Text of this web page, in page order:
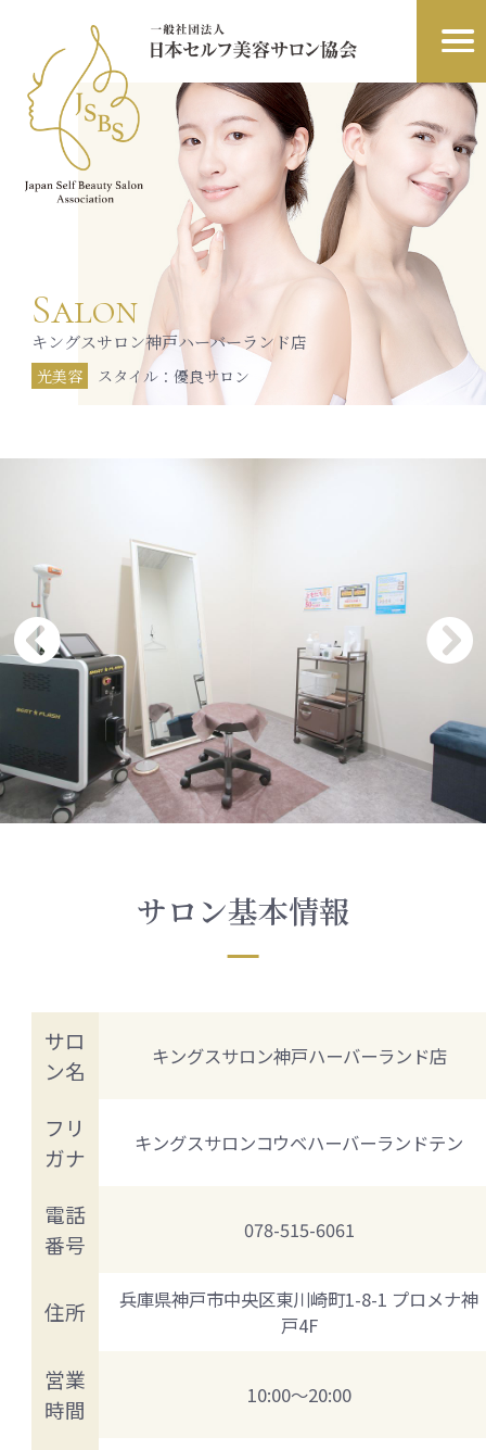
メニ
開閉
Salon
キングスサロン神戸ハーバーランド店
光美容 スタイル：優良サロン
サロン基本情報
サロ
ン名
キングスサロン神戸ハーバーランド店
フリ
ガナ
キングスサロンコウベハーバーランドテン
電話
番号
078-515-6061
住所
兵庫県神戸市中央区東川崎町1-8-1 プロメナ神
戸4F
営業
時間
10:00～20:00